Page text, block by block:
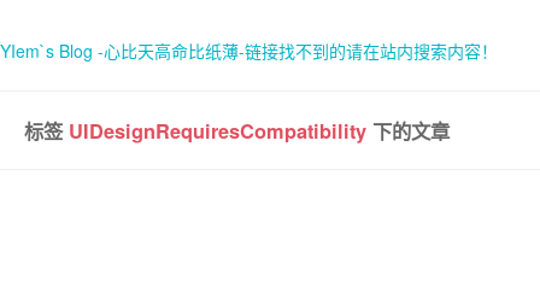
YIem`s Blog -心比天高命比纸薄-链接找不到的请在站内搜索内容！
首页
标签UIDesignRequiresCompatibility 下的文章